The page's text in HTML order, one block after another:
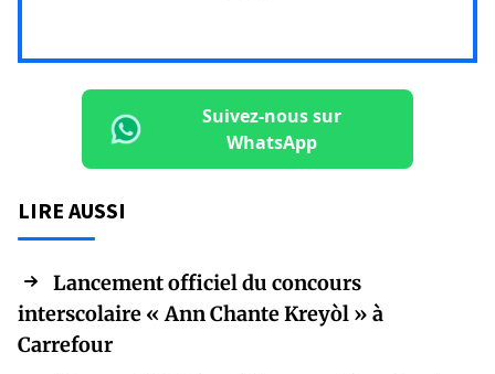
Suivez-nous sur
WhatsApp
LIRE AUSSI
Lancement officiel du concours
interscolaire « Ann Chante Kreyòl » à
Carrefour